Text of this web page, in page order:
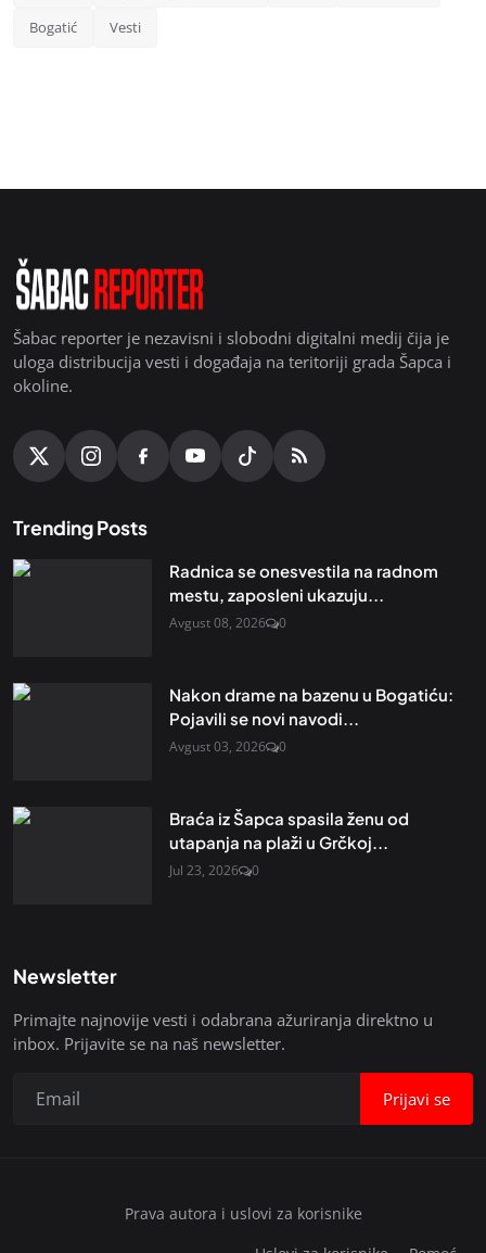
Bogatić Vesti
Šabac reporter je nezavisni i slobodni digitalni medij čija je
uloga distribucija vesti i događaja na teritoriji grada Šapca i
okoline.
Trending Posts
Radnica se onesvestila na radnom
mestu, zaposleni ukazuju...
Avgust 08, 2026 0
Nakon drame na bazenu u Bogatiću:
Pojavili se novi navodi...
Avgust 03, 2026 0
Braća iz Šapca spasila ženu od
utapanja na plaži u Grčkoj...
Jul 23, 2026 0
Newsletter
Primajte najnovije vesti i odabrana ažuriranja direktno u
inbox. Prijavite se na naš newsletter.
Prijavi se
Prava autora i uslovi za korisnike